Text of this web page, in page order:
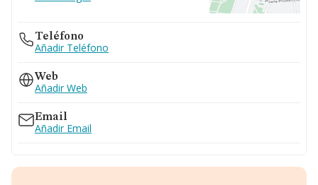
Teléfono
Añadir Teléfono
Web
Añadir Web
Email
Añadir Email